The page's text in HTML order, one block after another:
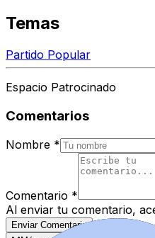
Temas
Partido Popular
Espacio Patrocinado
Comentarios
Nombre *
Comentario *
Al enviar tu comentario,
Enviar Comentario